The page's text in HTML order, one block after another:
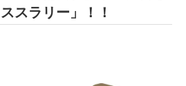
スラリー」！！